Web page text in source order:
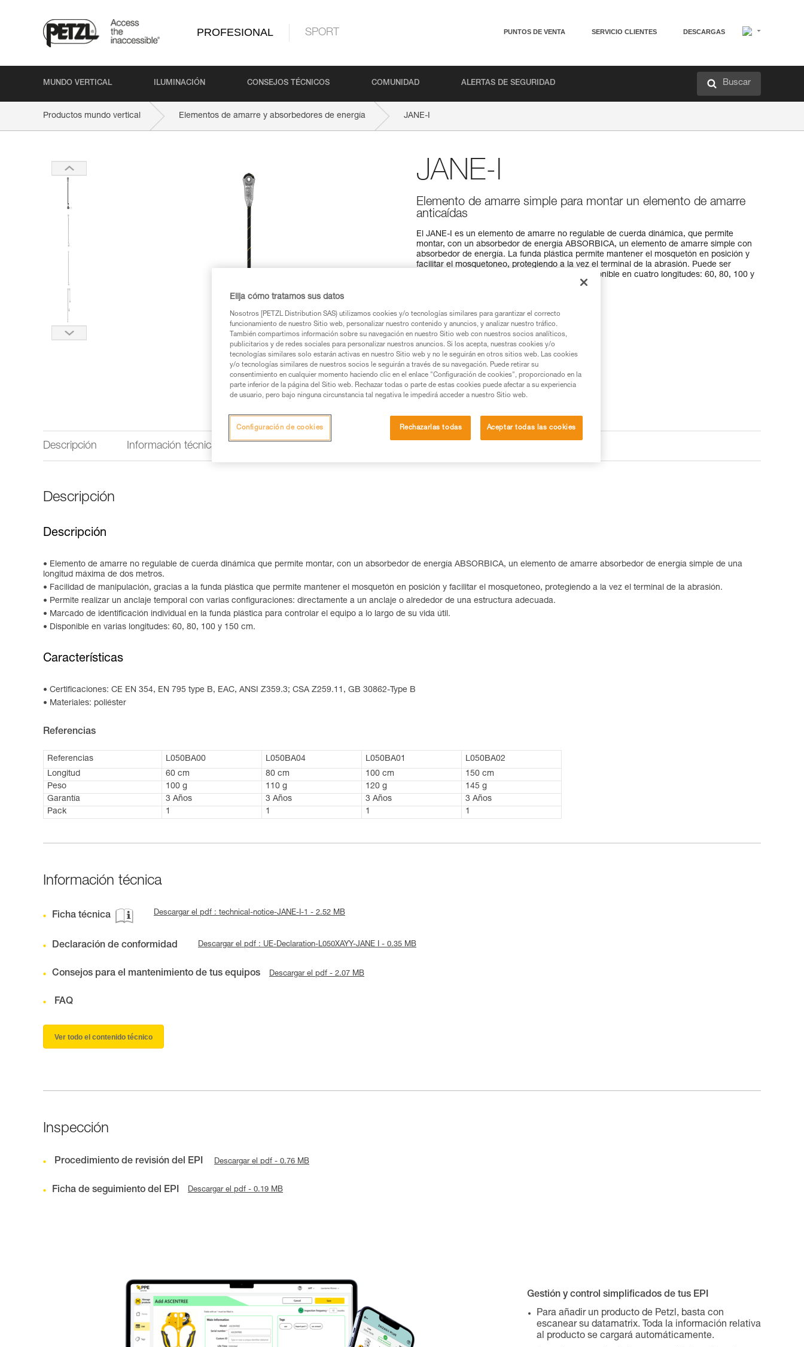
PROFESIONAL SPORT PUNTOS DE VENTA SERVICIO CLIENTES DESCARGAS
MUNDO VERTICAL ILUMINACIÓN CONSEJOS TÉCNICOS COMUNIDAD ALERTAS DE SEGURIDAD Buscar
Productos mundo vertical Elementos de amarre y absorbedores de energía JANE-I
JANE-I
Elemento de amarre simple para montar un elemento de amarre
anticaídas
El JANE-I es un elemento de amarre no regulable de cuerda dinámica, que permite
montar, con un absorbedor de energía ABSORBICA, un elemento de amarre simple con
absorbedor de energía. La funda plástica permite mantener el mosquetón en posición y
facilitar el mosquetoneo, protegiendo a la vez el terminal de la abrasión. Puede ser
utilizado para realizar un anclaje temporal. Disponible en cuatro longitudes: 60, 80, 100 y
Buscar un punto de venta
Descripción Información técnica
Descripción
Descripción
Elemento de amarre no regulable de cuerda dinámica que permite montar, con un absorbedor de energía ABSORBICA, un elemento de amarre absorbedor de energía simple de una
longitud máxima de dos metros.
Facilidad de manipulación, gracias a la funda plástica que permite mantener el mosquetón en posición y facilitar el mosquetoneo, protegiendo a la vez el terminal de la abrasión.
Permite realizar un anclaje temporal con varias configuraciones: directamente a un anclaje o alrededor de una estructura adecuada.
Marcado de identificación individual en la funda plástica para controlar el equipo a lo largo de su vida útil.
Disponible en varias longitudes: 60, 80, 100 y 150 cm.
Características
Certificaciones: CE EN 354, EN 795 type B, EAC, ANSI Z359.3; CSA Z259.11, GB 30862-Type B
Materiales: poliéster
Referencias
Referencias L050BA00 L050BA04 L050BA01
L050BA02
Longitud
60 cm 80 cm 100 cm
150 cm
Peso
100 g 110 g 120 g
145 g
Garantía
3 Años 3 Años 3 Años
3 Años
Pack
1 1 1 1
Información técnica
Ficha técnica Descargar el pdf : technical-notice-JANE-I-1 - 2.52 MB
Declaración de conformidad Descargar el pdf : UE-Declaration-L050XAYY-JANE I - 0.35 MB
Consejos para el mantenimiento de tus equipos Descargar el pdf - 2.07 MB
FAQ
Ver todo el contenido técnico
Inspección
Procedimiento de revisión del EPI Descargar el pdf - 0.76 MB
Ficha de seguimiento del EPI Descargar el pdf - 0.19 MB
Gestión y control simplificados de tus EPI
Para añadir un producto de Petzl, basta con
escanear su datamatrix. Toda la información relativa
al producto se cargará automáticamente.
Elija cómo tratamos sus datos
Nosotros [PETZL Distribution SAS) utilizamos cookies y/o tecnologías similares para garantizar el correcto
funcionamiento de nuestro Sitio web, personalizar nuestro contenido y anuncios, y analizar nuestro tráfico.
También compartimos información sobre su navegación en nuestro Sitio web con nuestros socios analíticos,
publicitarios y de redes sociales para personalizar nuestros anuncios. Si los acepta, nuestras cookies y/o
tecnologías similares solo estarán activas en nuestro Sitio web y no le seguirán en otros sitios web. Las cookies
y/o tecnologías similares de nuestros socios le seguirán a través de su navegación. Puede retirar su
consentimiento en cualquier momento haciendo clic en el enlace "Configuración de cookies", proporcionado en la
parte inferior de la página del Sitio web. Rechazar todas o parte de estas cookies puede afectar a su experiencia
de usuario, pero bajo ninguna circunstancia tal negativa le impedirá acceder a nuestro Sitio web.
Rechazarlas todas Aceptar todas las cookies
Configuración de cookies